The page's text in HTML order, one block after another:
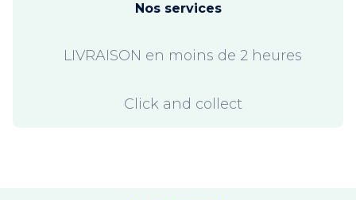
Nos services
LIVRAISON en moins de 2 heures
Click and collect